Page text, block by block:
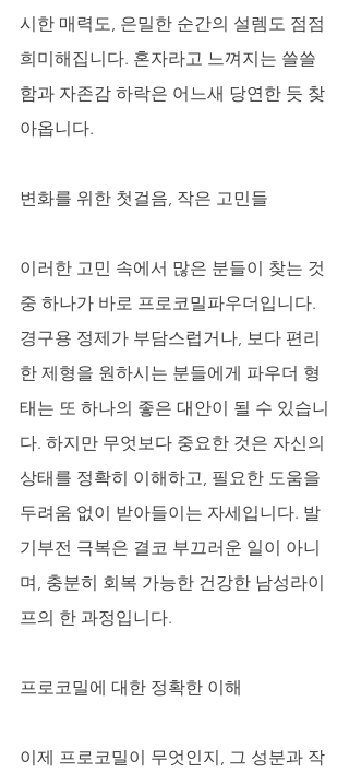
시한 매력도, 은밀한 순간의 설렘도 점점
희미해집니다. 혼자라고 느껴지는 쓸쓸
함과 자존감 하락은 어느새 당연한 듯 찾
아옵니다.
변화를 위한 첫걸음, 작은 고민들
이러한 고민 속에서 많은 분들이 찾는 것
중 하나가 바로 프로코밀파우더입니다.
경구용 정제가 부담스럽거나, 보다 편리
한 제형을 원하시는 분들에게 파우더 형
태는 또 하나의 좋은 대안이 될 수 있습니
다. 하지만 무엇보다 중요한 것은 자신의
상태를 정확히 이해하고, 필요한 도움을
두려움 없이 받아들이는 자세입니다. 발
기부전 극복은 결코 부끄러운 일이 아니
며, 충분히 회복 가능한 건강한 남성라이
프의 한 과정입니다.
프로코밀에 대한 정확한 이해
이제 프로코밀이 무엇인지, 그 성분과 작